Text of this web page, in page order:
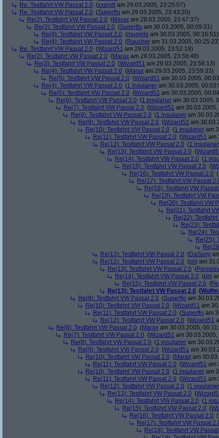
Re: Testfahrt VW Passat 2.0 (xxandl am 29.03.2005, 23:25:07)
Re: Testfahrt VW Passat 2.0 (Superflo am 29.03.2005, 23:43:20)
Re(2): Testfahrt VW Passat 2.0 (Marax am 29.03.2005, 23:47:37)
Re(3): Testfahrt VW Passat 2.0 (Superflo am 30.03.2005, 00:09:31)
Re(4): Testfahrt VW Passat 2.0 (mugello am 30.03.2005, 00:16:51)
Re(4): Testfahrt VW Passat 2.0 (Raucher am 31.03.2005,
Re: Testfahrt VW Passat 2.0 (Wizard51 am 29.03.2005, 23:52:19)
Re(2): Testfahrt VW Passat 2.0 (Marax am 29.03.2005, 23:56:48)
Re(3): Testfahrt VW Passat 2.0 (Wizard51 am 29.03.2005, 23:58:13)
Re(4): Testfahrt VW Passat 2.0 (Marax am 29.03.2005, 23:59:33)
Re(5): Testfahrt VW Passat 2.0 (Wizard51 am 30.03.2005,
Re(4): Testfahrt VW Passat 2.0 (1 insulaner am 30.03.2005,
Re(5): Testfahrt VW Passat 2.0 (Wizard51 am 30.03.2005,
Re(6): Testfahrt VW Passat 2.0 (1 insulaner am 30.03.2005,
Re(7): Testfahrt VW Passat 2.0 (Wizard51 am
Re(8): Testfahrt VW Passat 2.0 (1 insulaner am
Re(9): Testfahrt VW Passat 2.0 (Wizard51 am
Re(10): Testfahrt VW Passat 2.0 (1 insulaner am
Re(11): Testfahrt VW Passat 2.0 (Wizard51 am
Re(12): Testfahrt VW Passat 2.0 (1 insulaner
Re(13): Testfahrt VW Passat 2.0 (
Re(14): Testfahrt VW Passat 2.0 (1
Re(15): Testfahrt VW Passat 2.0 (
Re(16): Testfahrt VW Passat 2.0 (
Re(17): Testfahrt VW Passat
Re(18): Testfahrt VW
Re(19): Testfahrt VW
Re(20): Testfahrt VW
Re(21): Testfahrt
Re(22):
Re(23):
Re(24):
Re(25):
Re(12): Testfahrt VW Passat 2.0 (DaSony
Re(12): Testfahrt VW Passat 2.0 (phj am
Re(13): Testfahrt VW Passat 2.0 (
Re(14): Testfahrt VW Passat 2.0 (phj
Re(15): Testfahrt VW Passat 2.0 (
Re(13): Testfahrt VW Passat 2.0 (
Re(9): Testfahrt VW Passat 2.0 (Superflo am
Re(10): Testfahrt VW Passat 2.0 (Wizard51 am
Re(11): Testfahrt VW Passat 2.0 (Superflo am
Re(12): Testfahrt VW Passat 2.0 (Wizard51
Re(6): Testfahrt VW Passat 2.0 (Marax am 30.03.2005,
Re(7): Testfahrt VW Passat 2.0 (Wizard51 am
Re(8): Testfahrt VW Passat 2.0 (1 insulaner am
Re(9): Testfahrt VW Passat 2.0 (Wizard51 am
Re(10): Testfahrt VW Passat 2.0 (Marax am
Re(11): Testfahrt VW Passat 2.0 (Wizard51 am
Re(10): Testfahrt VW Passat 2.0 (1 insulaner am
Re(11): Testfahrt VW Passat 2.0 (Wizard51 am
Re(12): Testfahrt VW Passat 2.0 (1 insulaner
Re(13): Testfahrt VW Passat 2.0 (
Re(14): Testfahrt VW Passat 2.0 (1
Re(15): Testfahrt VW Passat 2.0 (
Re(16): Testfahrt VW Passat 2.0 (
Re(17): Testfahrt VW Passat
Re(18): Testfahrt VW